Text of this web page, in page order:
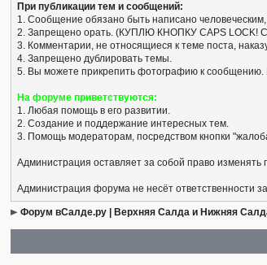
При публикации тем и сообщений:
1. Сообщение обязано быть написано
2. Запрещено орать. (КУПЛЮ КНОПКУ CAPS LOCK!
3. Комментарии, не относящиеся к теме поста,
4. Запрещено дублировать темы.
5. Вы можете прикрепить фотографию к
На форуме приветствуются:
1. Любая помощь в его развитии.
2. Создание и поддержание интересных тем.
3. Помощь модераторам, посредством кнопки
Администрация оставляет за собой право
Администрация форума не несёт ответственности
Форум вСалде.ру | Верхняя Салда и Нижняя